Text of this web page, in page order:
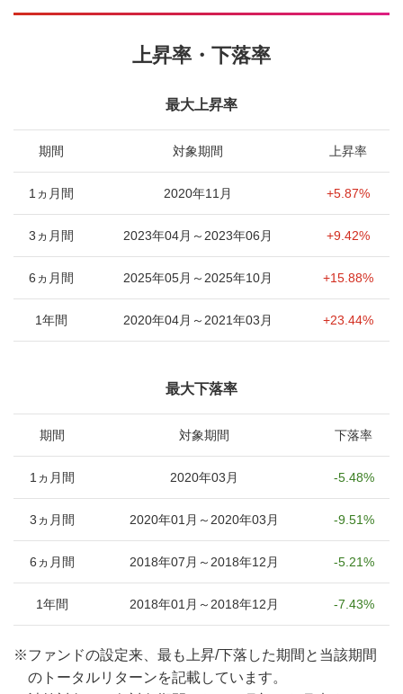
上昇率・下落率
最大上昇率
期間 対象期間 上昇率
1ヵ月間 2020年11月 +5.87%
3ヵ月間 2023年04月～2023年06月 +9.42%
6ヵ月間 2025年05月～2025年10月 +15.88%
1年間 2020年04月～2021年03月 +23.44%
最大下落率
期間 対象期間 下落率
1ヵ月間 2020年03月 -5.48%
3ヵ月間 2020年01月～2020年03月 -9.51%
6ヵ月間 2018年07月～2018年12月 -5.21%
1年間 2018年01月～2018年12月 -7.43%
※ファンドの設定来、最も上昇/下落した期間と当該期間
のトータルリターンを記載しています。